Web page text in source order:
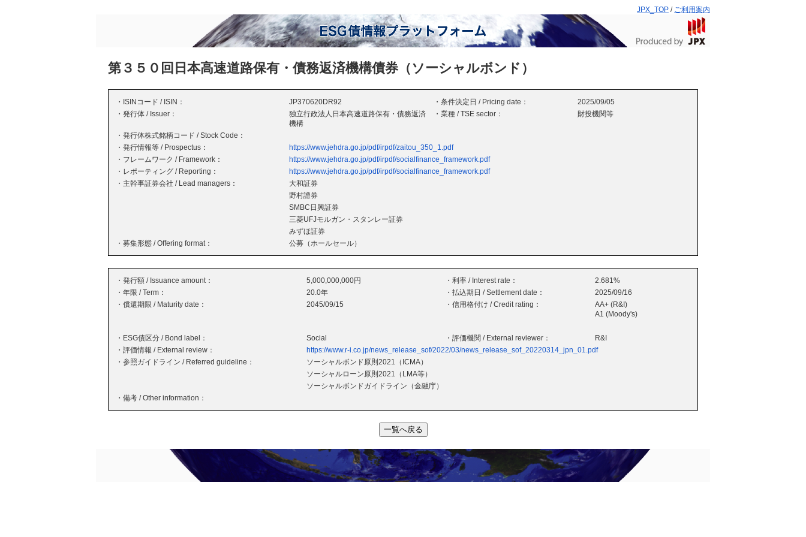
JPX_TOP / ご利用案内
第３５０回日本高速道路保有・債務返済機構債券（ソーシャルボンド）
・ISINコード / ISIN： JP370620DR92 ・条件決定日 / Pricing date：
2025/09/05
・発行体 / Issuer：
独立行政法人日本高速道路保有・債務返済
機構
・業種 / TSE sector： 財投機関等
・発行体株式銘柄コード / Stock Code：
・発行情報等 / Prospectus：
https://www.jehdra.go.jp/pdf/irpdf/zaitou_350_1.pdf
・フレームワーク / Framework：
https://www.jehdra.go.jp/pdf/irpdf/socialfinance_framework.pdf
・レポーティング / Reporting：
https://www.jehdra.go.jp/pdf/irpdf/socialfinance_framework.pdf
・主幹事証券会社 / Lead managers：
大和証券
野村證券
SMBC日興証券
三菱UFJモルガン・スタンレー証券
みずほ証券
・募集形態 / Offering format：
公募（ホールセール）
・発行額 / Issuance amount： 5,000,000,000円 ・利率 / Interest rate：
2.681%
・年限 / Term：
20.0年 ・払込期日 / Settlement date：
2025/09/16
・償還期限 / Maturity date：
2045/09/15 ・信用格付け / Credit rating：
AA+ (R&I)
A1 (Moody's)
・ESG債区分 / Bond label： Social ・評価機関 / External reviewer：
R&I
・評価情報 / External review：
https://www.r-i.co.jp/news_release_sof/2022/03/news_release_sof_20220314_jpn_01.pdf
・参照ガイドライン / Referred guideline：
ソーシャルボンド原則2021（ICMA）
ソーシャルローン原則2021（LMA等）
ソーシャルボンドガイドライン（金融庁）
・備考 / Other information：
一覧へ戻る